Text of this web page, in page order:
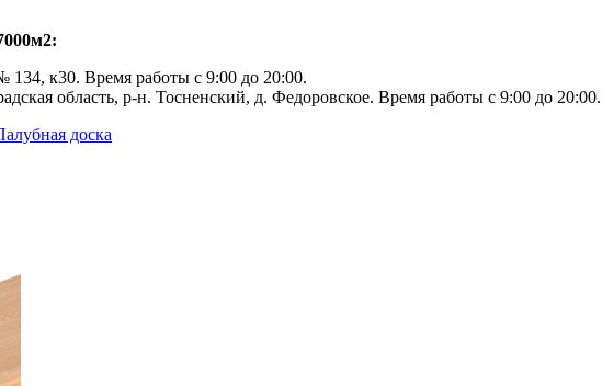
к30. Время работы с 9:00 до 20:00.
область, р-н. Тосненский, д. Федоровское. Время работы с 9:00 до 20:00.
доска